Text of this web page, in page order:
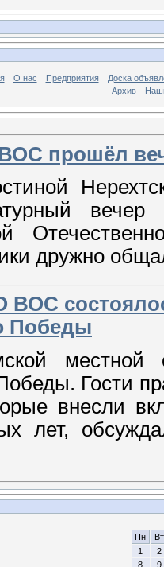
О нас Предприятия
Доска
Архив
прошёл
дружно
Победы
местной
Гости
внесли
лет,
Пн
Вт
1
2
8
9